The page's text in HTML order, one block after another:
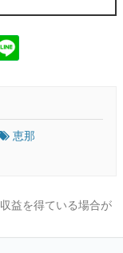
恵那
益を得ている場合が